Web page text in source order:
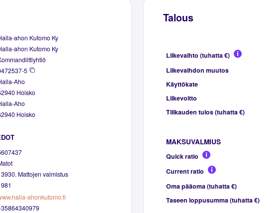
ahon Kutomo Ky
ahon Kutomo Ky
5
Aho
Hoisko
Aho
Hoisko
Mattojen valmistus
ahonkutomo.fi
Talous
Liikevaihto (tuhatta €)
Liikevaihdon muutos
Käyttökate
Liikevoitto
Tilikauden tulos (tuhatta €)
MAKSUVALMIUS
Quick ratio
Current ratio
Oma pääoma (tuhatta €)
Taseen loppusumma (tuhatta €)